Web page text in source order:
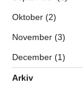
Oktober (2)
November (3)
December (1)
Arkiv